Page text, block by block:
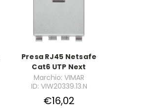
Presa RJ45 Netsafe
Cat6 UTP Next
Marchio: VIMAR
ID: VIW20339.13.N
€16,02